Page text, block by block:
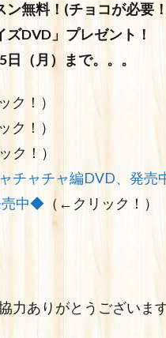
無料！(チョコが必要
DVD」プレゼント！
（月）まで。。。
ク！）
ク！）
ク！）
チャチャ編DVD、発
売中◆ （←クリック！）
力ありがとうございま